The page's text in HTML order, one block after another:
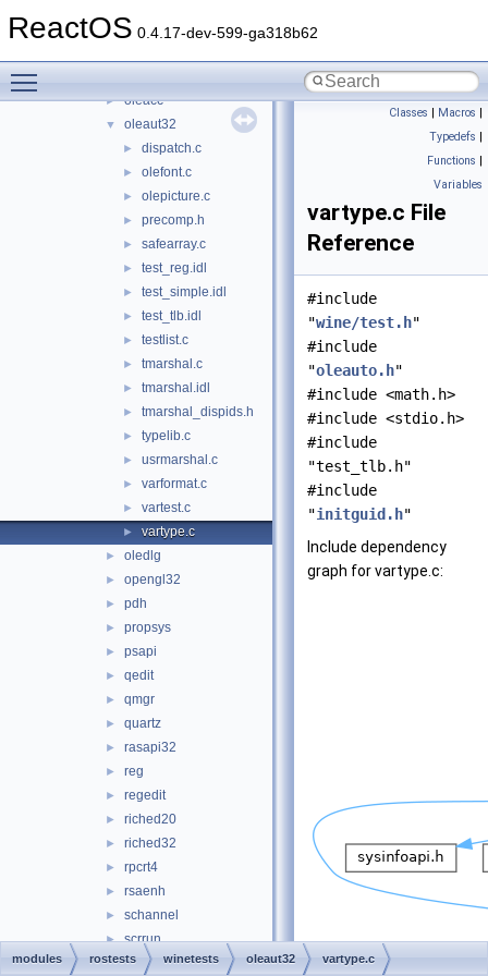
ReactOS 0.4.17-dev-599-ga318b62
► ntdsapi
► oleacc
▼ oleaut32
► dispatch.c
► olefont.c
► olepicture.c
► precomp.h
► safearray.c
► test_reg.idl
► test_simple.idl
► test_tlb.idl
► testlist.c
► tmarshal.c
► tmarshal.idl
► tmarshal_dispids.h
► typelib.c
► usrmarshal.c
► varformat.c
► vartest.c
► vartype.c
► oledlg
► opengl32
► pdh
► propsys
► psapi
► qedit
► qmgr
► quartz
► rasapi32
► reg
► regedit
► riched20
► riched32
► rpcrt4
► rsaenh
► schannel
► scrrun
► secur32
Classes | Macros |
Typedefs |
Functions |
Variables
vartype.c File
Reference
#include
"wine/test.h"
#include
"oleauto.h"
#include <math.h>
#include <stdio.h>
#include
"test_tlb.h"
#include
"initguid.h"
Include dependency
graph for vartype.c:
modules rostests winetests oleaut32 vartype.c